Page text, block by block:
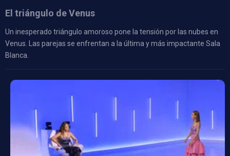
El triángulo de Venus
Un inesperado triángulo amoroso pone la tensión por las nubes en
Venus. Las parejas se enfrentan a la última y más impactante Sala
Blanca.